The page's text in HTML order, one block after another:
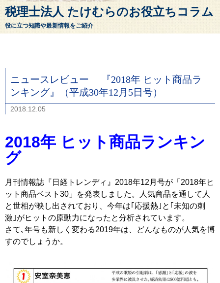
税理士法人 たけむらのお役立ちコラム
役に立つ知識や最新情報をご紹介
ニュースレビュー 『2018年 ヒット商品ラ
ンキング』（平成30年12月5日号）
2018.12.05
2018年 ヒット商品ランキン
グ
月刊情報誌『日経トレンディ』2018年12月号が「2018年ヒ
ット商品ベスト30」を発表しました。人気商品を通して人
と世相が映し出されており、今年は｢応援熱｣と｢未知の刺
激｣がヒットの原動力になったと分析されています。
さて､年号も新しく変わる2019年は、どんなものが人気を博
すのでしょうか。